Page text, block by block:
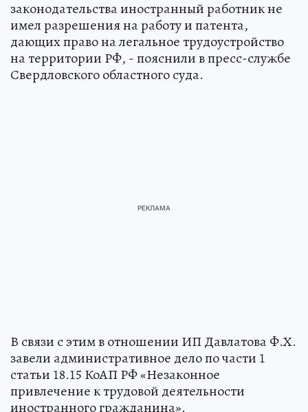
законодательства иностранный работник не
имел разрешения на работу и патента,
дающих право на легальное трудоустройство
на территории РФ, - пояснили в пресс-службе
Свердловского областного суда.
В связи с этим в отношении ИП Давлатова Ф.Х.
завели административное дело по части 1
статьи 18.15 КоАП РФ «Незаконное
привлечение к трудовой деятельности
иностранного гражданина».